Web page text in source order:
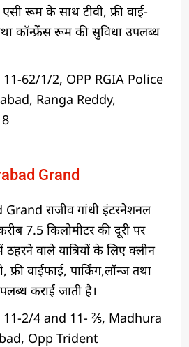
एसी रूम के साथ टीवी, फ्री वाई-
कॉन्फ्रेंस रूम की सुविधा उपलब्ध
11-62/1/2, OPP RGIA Police
Ranga Reddy,
Grand
राजीव गांधी इंटरनेशनल
7.5 किलोमीटर की दूरी पर
वाले यात्रियों के लिए क्लीन
वाईफाई, पार्किंग,लॉन्ज तथा
कराई जाती है।
11-2/4 and 11- ⅖, Madhura
Opp Trident